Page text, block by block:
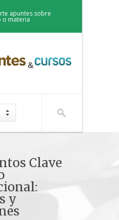
apuntes sobre
o materia
Clave
y